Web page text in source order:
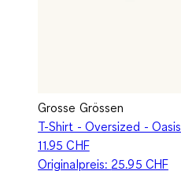
Grosse Grössen
T-Shirt - Oversized - Oasis
11.95 CHF
Originalpreis: 25.95 CHF